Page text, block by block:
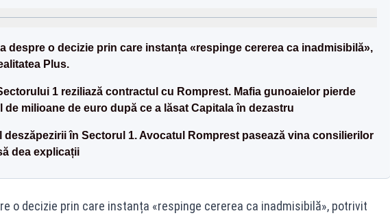
despre o decizie prin care instanța «respinge cererea ca inadmisibilă»,
Plus.
1 reziliază contractul cu Romprest. Mafia gunoaielor pierde
de milioane de euro după ce a lăsat Capitala în dezastru
deszăpezirii în Sectorul 1. Avocatul Romprest pasează vina consilierilor
dea explicații
o decizie prin care instanța «respinge cererea ca inadmisibilă», potrivit